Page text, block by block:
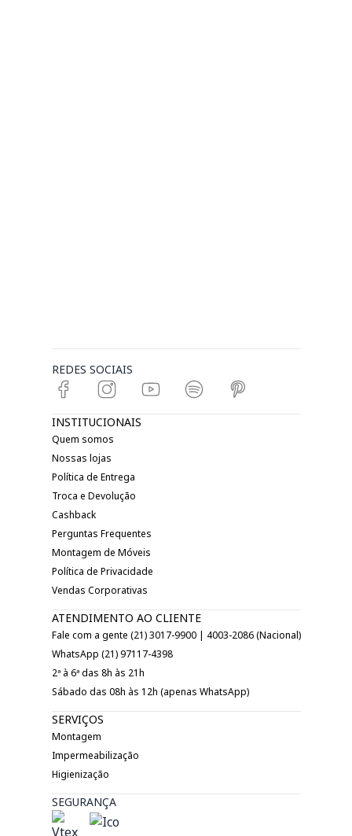
REDES SOCIAIS
INSTITUCIONAIS
Quem somos
Nossas lojas
Política de Entrega
Troca e Devolução
Cashback
Perguntas Frequentes
Montagem de Móveis
Política de Privacidade
Vendas Corporativas
ATENDIMENTO AO CLIENTE
Fale com a gente (21) 3017-9900 | 4003-2086 (Nacional)
WhatsApp (21) 97117-4398
2ª à 6ª das 8h às 21h
Sábado das 08h às 12h (apenas WhatsApp)
SERVIÇOS
Montagem
Impermeabilização
Higienização
SEGURANÇA